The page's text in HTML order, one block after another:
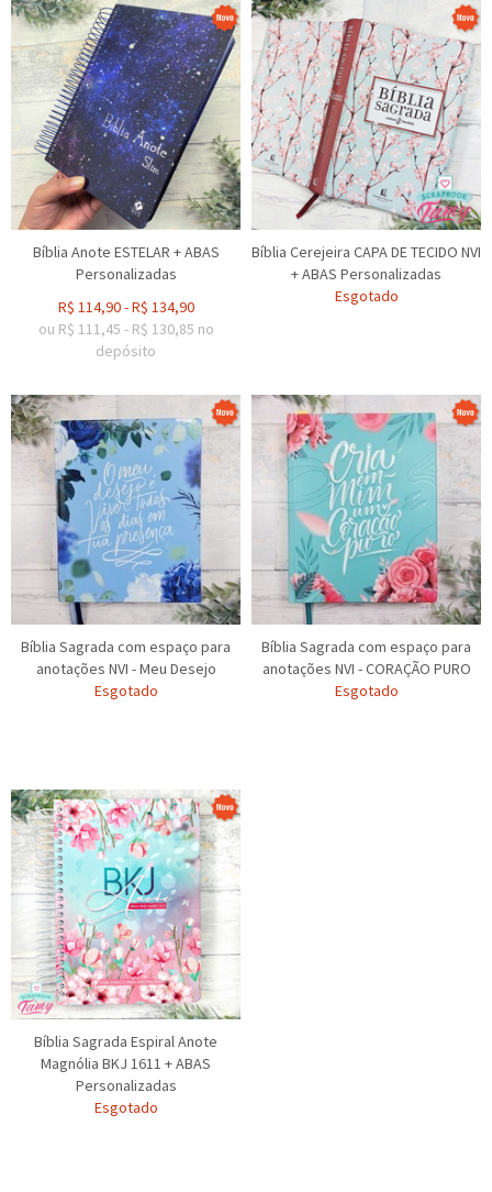
Bíblia Anote ESTELAR + ABAS
Personalizadas
R$ 114,90-R$ 134,90
ou R$ 111,45 - R$ 130,85 no
depósito
Bíblia Cerejeira CAPA DE TECIDO NVI
+ ABAS Personalizadas
Esgotado
Bíblia Sagrada com espaço para
anotações NVI - Meu Desejo
Esgotado
Bíblia Sagrada com espaço para
anotações NVI - CORAÇÃO PURO
Esgotado
Bíblia Sagrada Espiral Anote
Magnólia BKJ 1611 + ABAS
Personalizadas
Esgotado